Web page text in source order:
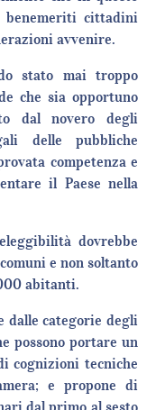
cittadini
avvenire.
stato mai troppo
che sia opportuno
dal novero degli
delle pubbliche
competenza e
il Paese nella
dovrebbe
e non soltanto
abitanti.
dalle categorie degli
possono portare un
cognizioni tecniche
e propone di